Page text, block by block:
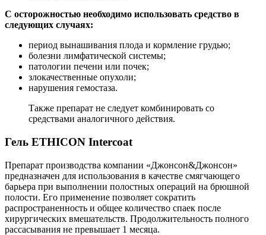
С осторожностью необходимо использовать средство в
следующих случаях:
период вынашивания плода и кормление грудью;
болезни лимфатической системы;
патологии печени или почек;
злокачественные опухоли;
нарушения гемостаза.
Также препарат не следует комбинировать со
средствами аналогичного действия.
Гель ETHICON Intercoat
Препарат производства компании «Джонсон&Джонсон»
предназначен для использования в качестве смягчающего
барьера при выполнении полостных операций на брюшной
полости. Его применение позволяет сократить
распространенность и общее количество спаек после
хирургических вмешательств. Продолжительность полного
рассасывания не превышает 1 месяца.